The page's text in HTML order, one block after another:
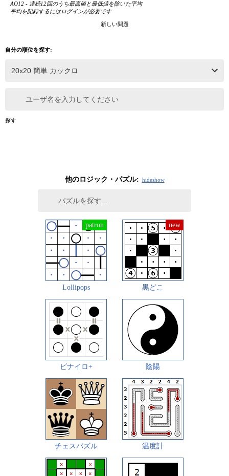
AO12 - 連続12回のうち最高値と最低値を除いた平均
平均を記録するにはログインが必要です
新しい問題
自分の順位を探す:
ユーザ名を入力してください
探す
他のロジック・パズル: hideshow
Lollipops 黒どこ
ビナイロ+ 陰陽
チェスパズル 温度計